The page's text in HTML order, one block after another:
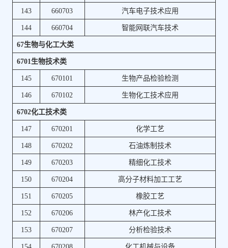
143
660703
汽车电子技术应用
144
660704
智能网联汽车技术
67生物与化工大类
6701生物技术类
145
670101
生物产品检验检测
146
670102
生物化工技术应用
6702化工技术类
147
670201
化学工艺
148
670202
石油炼制技术
149
670203
精细化工技术
150
670204
高分子材料加工工艺
151
670205
橡胶工艺
152
670206
林产化工技术
153
670207
分析检验技术